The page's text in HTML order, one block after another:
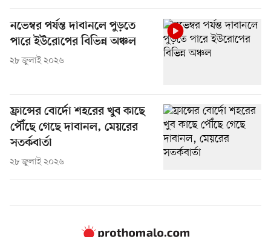
নভেম্বর পর্যন্ত দাবানলে পুড়তে
পারে ইউরোপের বিভিন্ন অঞ্চল
২৮ জুলাই ২০২৬
ফ্রান্সের বোর্দো শহরের খুব কাছে
পৌঁছে গেছে দাবানল, মেয়রের
সতর্কবার্তা
২৮ জুলাই ২০২৬